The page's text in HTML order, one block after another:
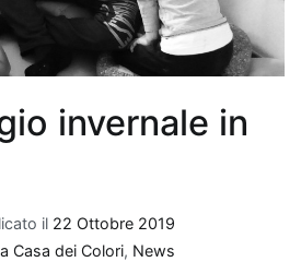
invernale in
il 22 Ottobre 2019
Casa dei Colori, News